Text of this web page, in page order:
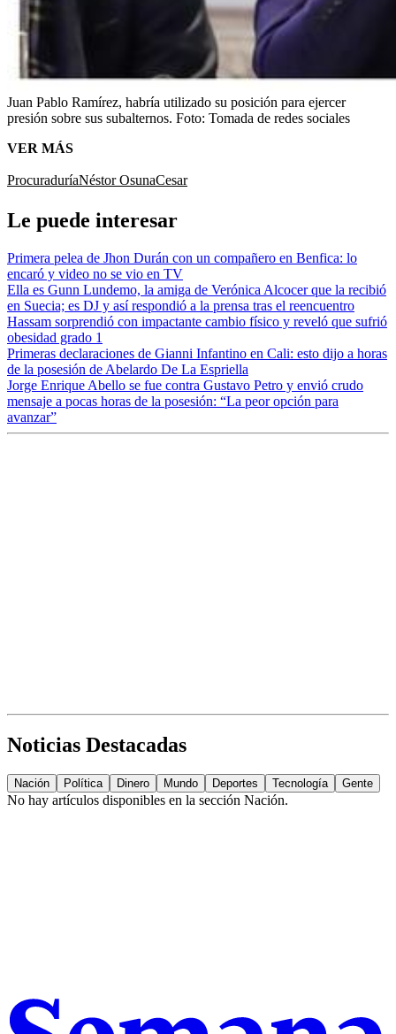
Juan Pablo Ramírez, habría utilizado su posición para ejercer
presión sobre sus subalternos. Foto: Tomada de redes sociales
VER MÁS
ProcuraduríaNéstor OsunaCesar
Le puede interesar
Primera pelea de Jhon Durán con un compañero en Benfica: lo
encaró y video no se vio en TV
Ella es Gunn Lundemo, la amiga de Verónica Alcocer que la recibió
en Suecia; es DJ y así respondió a la prensa tras el reencuentro
Hassam sorprendió con impactante cambio físico y reveló que sufrió
obesidad grado 1
Primeras declaraciones de Gianni Infantino en Cali: esto dijo a horas
de la posesión de Abelardo De La Espriella
Jorge Enrique Abello se fue contra Gustavo Petro y envió crudo
mensaje a pocas horas de la posesión: “La peor opción para
avanzar”
Noticias Destacadas
Nación Política Dinero Mundo Deportes Tecnología Gente
No hay artículos disponibles en la sección Nación.